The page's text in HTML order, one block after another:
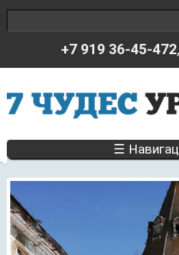
Форма поиска
+7 919 36-45-472,
☰